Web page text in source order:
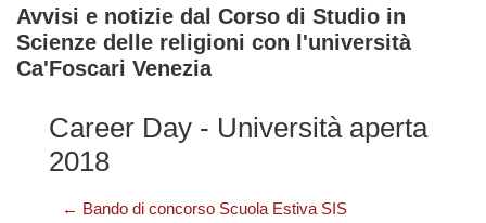
Avvisi e notizie dal Corso di Studio in
Scienze delle religioni con l'università
Ca'Foscari Venezia
Career Day - Università aperta
2018
← Bando di concorso Scuola Estiva SIS